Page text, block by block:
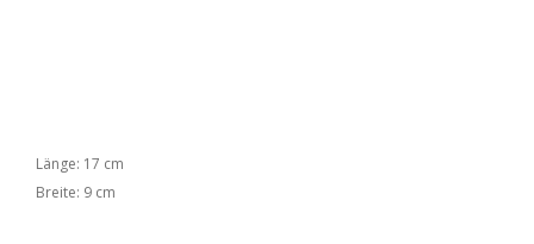
Länge: 17 cm
Breite: 9 cm